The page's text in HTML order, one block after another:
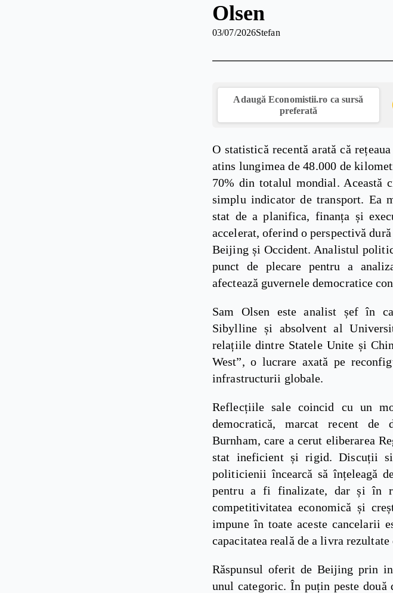
Olsen
03/07/2026Stefan
Adaugă Economistii.ro ca sursă
preferată
O statistică recentă arată că
atins lungimea de 48.000 de
70% din totalul mondial. Această
simplu indicator de transport. Ea
stat de a planifica, finanța și
accelerat, oferind o perspectivă
Beijing și Occident. Analistul
punct de plecare pentru a
afectează guvernele democratice
Sam Olsen este analist șef în
Sibylline și absolvent al
relațiile dintre Statele Unite și
West”, o lucrare axată pe
infrastructurii globale.
Reflecțiile sale coincid cu un
democratică, marcat recent
Burnham, care a cerut eliberarea
stat ineficient și rigid. Discuții
politicienii încearcă să înțeleagă
pentru a fi finalizate, dar și în
competitivitatea economică și
impune în toate aceste cancelarii
capacitatea reală de a livra
Răspunsul oferit de Beijing prin
unul categoric. În puțin peste